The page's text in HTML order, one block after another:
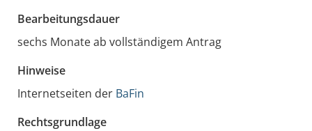
Bearbeitungsdauer
sechs Monate ab vollständigem Antrag
Hinweise
Internetseiten der BaFin
Rechtsgrundlage